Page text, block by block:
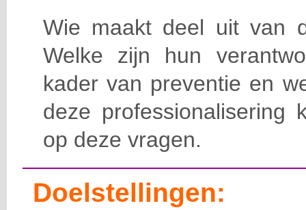
Wie maakt deel uit van
Welke zijn hun
kader van preventie en
deze professionalisering
op deze vragen.
Doelstellingen: